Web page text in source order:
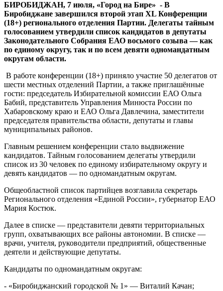
автономной
области
БИРОБИДЖАН, 7 июля, «Город на Бире» - В
Биробиджане завершился второй этап XL Конференции
(18+) регионального отделения Партии. Делегаты тайным
голосованием утвердили список кандидатов в депутаты
Законодательного Собрания ЕАО восьмого созыва — как
по единому округу, так и по всем девяти одномандатным
округам области.
В работе конференции (18+) приняло участие 50 делегатов от
шести местных отделений Партии, а также приглашённые
гости: председатель Избирательной комиссии ЕАО Ольга
Бабий, представитель Управления Минюста России по
Хабаровскому краю и ЕАО Ольга Давлечина, заместители
председателя правительства области, депутаты и главы
муниципальных районов.
Главным решением конференции стало выдвижение
кандидатов. Тайным голосованием делегаты утвердили
список из 30 человек по единому избирательному округу и
девять кандидатов — по одномандатным округам.
Общеобластной список партийцев возглавила секретарь
Регионального отделения «Единой России», губернатор ЕАО
Мария Костюк.
Далее в списке — представители девяти территориальных
групп, охватывающих все районы автономии. В списке —
врачи, учителя, руководители предприятий, общественные
деятели и действующие депутаты.
Кандидаты по одномандатным округам:
- «Биробиджанский городской № 1» — Виталий Качан;